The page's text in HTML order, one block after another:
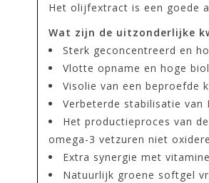
Het olijfextract is een goede
Wat zijn de uitzonderlijke
Sterk geconcentreerd en
Vlotte opname en hoge
Visolie van een beproefde
Verbeterde stabilisatie
Het productieproces van
omega-3 vetzuren niet
Extra synergie met
Natuurlijk groene softgel